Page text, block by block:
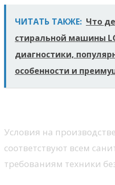
ЧИТАТЬ ТАКЖЕ: Что
стиральной машины
диагностики,
особенности и
Условия на
соответствуют всем
требованиям техники